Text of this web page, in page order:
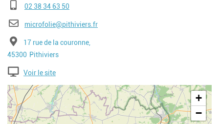
Téléphone02 38 34 63 50
E-mailmicrofolie@pithiviers.fr
Adresse17 rue de la couronne,
Code postal
45300 Ville
Pithiviers
Voir le site
Geolocalisation
+
−